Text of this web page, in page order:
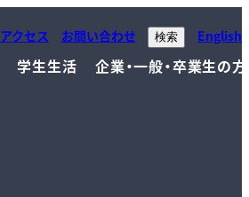
アクセス お問い合わせ 検索 English
学生生活 企業・一般・卒業生の方